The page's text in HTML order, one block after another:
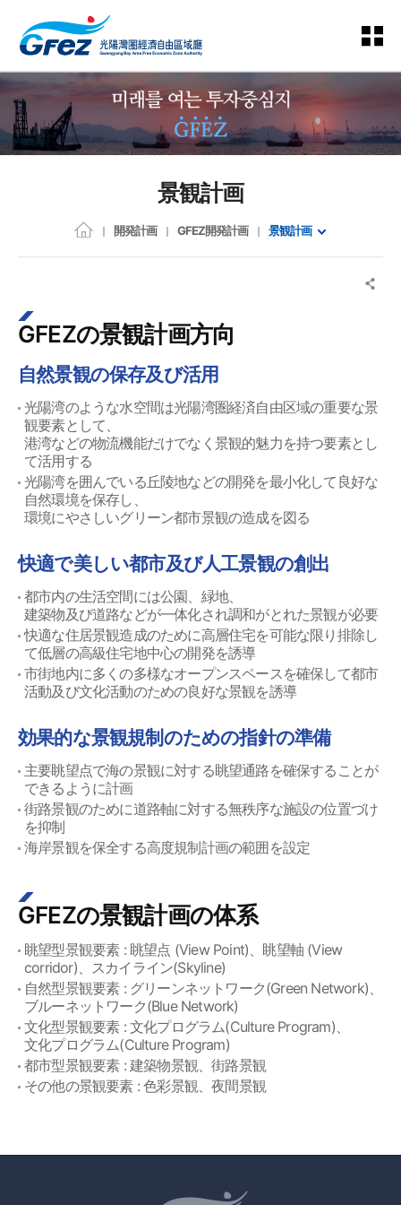
景観計画
開発計画 GFEZ開発計画 景観計画
GFEZの景観計画方向
自然景観の保存及び活用
光陽湾のような水空間は光陽湾圏経済自由区域の重要な景
観要素として、
港湾などの物流機能だけでなく景観的魅力を持つ要素とし
て活用する
光陽湾を囲んでいる丘陵地などの開発を最小化して良好な
自然環境を保存し、
環境にやさしいグリーン都市景観の造成を図る
快適で美しい都市及び人工景観の創出
都市内の生活空間には公園、緑地、
建築物及び道路などが一体化され調和がとれた景観が必要
快適な住居景観造成のために高層住宅を可能な限り排除し
て低層の高級住宅地中心の開発を誘導
市街地内に多くの多様なオープンスペースを確保して都市
活動及び文化活動のための良好な景観を誘導
効果的な景観規制のための指針の準備
主要眺望点で海の景観に対する眺望通路を確保することが
できるように計画
街路景観のために道路軸に対する無秩序な施設の位置づけ
を抑制
海岸景観を保全する高度規制計画の範囲を設定
GFEZの景観計画の体系
眺望型景観要素 : 眺望点 (View Point)、眺望軸 (View
corridor)、スカイライン(Skyline)
自然型景観要素 : グリーンネットワーク(Green Network)、
ブルーネットワーク(Blue Network)
文化型景観要素 : 文化プログラム(Culture Program)、
文化プログラム(Culture Program)
都市型景観要素 : 建築物景観、街路景観
その他の景観要素 : 色彩景観、夜間景観